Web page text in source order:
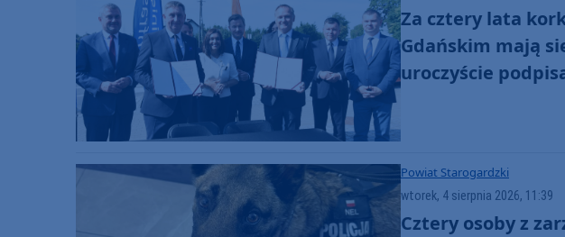
Za cztery lata
Gdańskim mają
uroczyście
Powiat Starogardzki
wtorek, 4 sierpnia 2026, 11:39
Cztery osoby z